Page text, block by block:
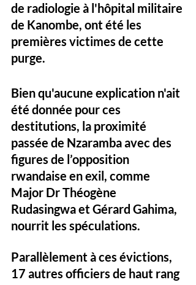
de radiologie à l'hôpital militaire
de Kanombe, ont été les
premières victimes de cette
purge.
Bien qu'aucune explication n'ait
été donnée pour ces
destitutions, la proximité
passée de Nzaramba avec des
figures de l’opposition
rwandaise en exil, comme
Major Dr Théogène
Rudasingwa et Gérard Gahima,
nourrit les spéculations.
Parallèlement à ces évictions,
17 autres officiers de haut rang